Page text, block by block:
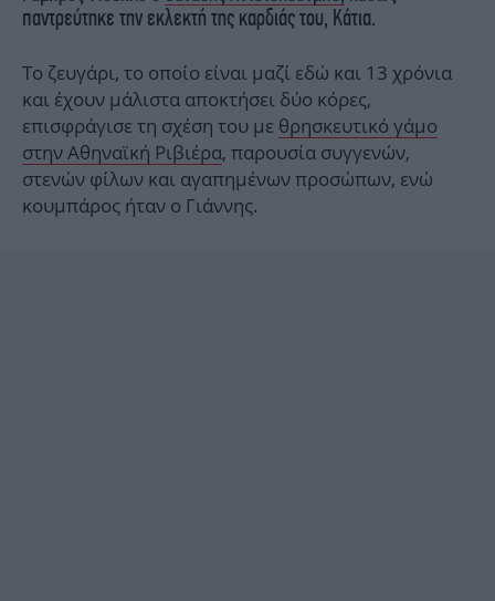
παντρεύτηκε την εκλεκτή της καρδιάς του, Κάτια.
Το ζευγάρι, το οποίο είναι μαζί εδώ και 13 χρόνια
και έχουν μάλιστα αποκτήσει δύο κόρες,
επισφράγισε τη σχέση του με θρησκευτικό γάμο
στην Αθηναϊκή Ριβιέρα, παρουσία συγγενών,
στενών φίλων και αγαπημένων προσώπων, ενώ
κουμπάρος ήταν ο Γιάννης.